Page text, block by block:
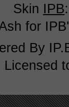
Skin IPB
for
By
Licensed